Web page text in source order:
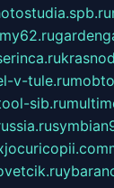
v-tule.ru
sib.ru